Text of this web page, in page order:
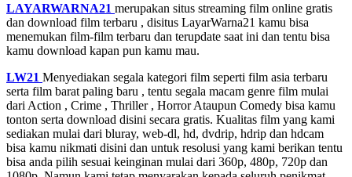
LAYARWARNA21 merupakan situs streaming film online gratis
dan download film terbaru , disitus LayarWarna21 kamu bisa
menemukan film-film terbaru dan terupdate saat ini dan tentu bisa
kamu download kapan pun kamu mau.
LW21 Menyediakan segala kategori film seperti film asia terbaru
serta film barat paling baru , tentu segala macam genre film mulai
dari Action , Crime , Thriller , Horror Ataupun Comedy bisa kamu
tonton serta download disini secara gratis. Kualitas film yang kami
sediakan mulai dari bluray, web-dl, hd, dvdrip, hdrip dan hdcam
bisa kamu nikmati disini dan untuk resolusi yang kami berikan tentu
bisa anda pilih sesuai keinginan mulai dari 360p, 480p, 720p dan